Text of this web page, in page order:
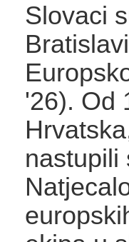
Slovaci
'26). Od
nastupili